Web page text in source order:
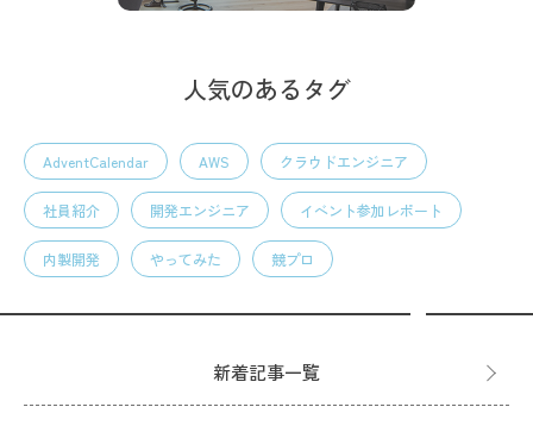
人気のあるタグ
AdventCalendar AWS クラウドエンジニア
社員紹介 開発エンジニア イベント参加レポート
内製開発 やってみた 競プロ
新着記事一覧